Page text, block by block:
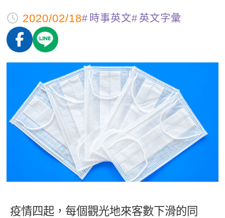
商用英文
英文檢定
TOEIC 多益課程
IELTS 雅思課程
GEPT 全民英檢課程
TOEFL 托福課程
自然發音
英文聽力養成
開口溜英文
旅遊英文
基礎字彙
情境閱讀
特色課程
主題課程
英語俱樂部
ECAM
Let's Talk
線上真人
日語
外語即時通
更多
一對一家教
點讀筆教材
英文部落格
影音學英文
英文能力測驗
師資團隊
學習分享
學員故事
學員讚出來
活動花絮
校園贊助
企業服務
Recruiting
2020/02/18 時事英文 英文字彙
疫情四起，每個觀光地來客數下滑的同